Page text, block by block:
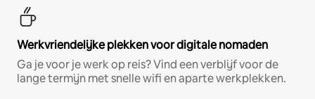
Werkvriendelijke plekken voor digitale nomaden
Ga je voor je werk op reis? Vind een verblijf voor de
lange termijn met snelle wifi en aparte werkplekken.